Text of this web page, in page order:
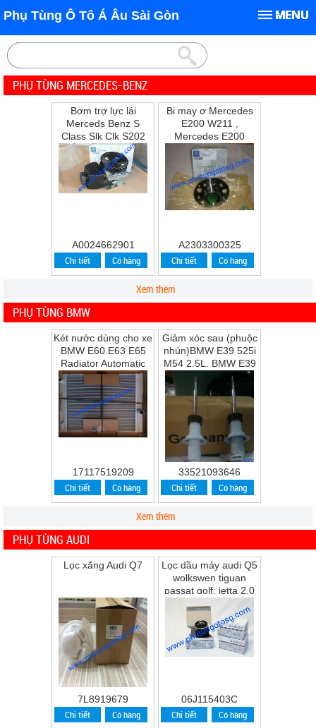
Phụ Tùng Ô Tô Á Âu Sài Gòn
PHỤ TÙNG MERCEDES-BENZ
Bơm trợ lực lái
Merceds Benz S
Class Slk Clk S202
W202 W210 S210
A0024662901
Chi tiết Có hàng
Bi may ơ Mercedes
E200 W211 ,
Mercedes E200
,E240 ,E280
A2303300325
Chi tiết Có hàng
Xem thêm
PHỤ TÙNG BMW
Két nước dùng cho xe
BMW E60 E63 E65
Radiator Automatic
Transmission
17117519209
Chi tiết Có hàng
Giảm xóc sau (phuộc
nhún)BMW E39 525i
M54 2.5L, BMW E39
528i M52 2.8L, BMW
E39 530i M54 ...
33521093646
Chi tiết Có hàng
Xem thêm
PHỤ TÙNG AUDI
Lọc xăng Audi Q7
7L8919679
Chi tiết Có hàng
Lọc dầu máy audi Q5
wolkswen tiguan
passat golf; jetta 2.0
06J115403C
Chi tiết Có hàng